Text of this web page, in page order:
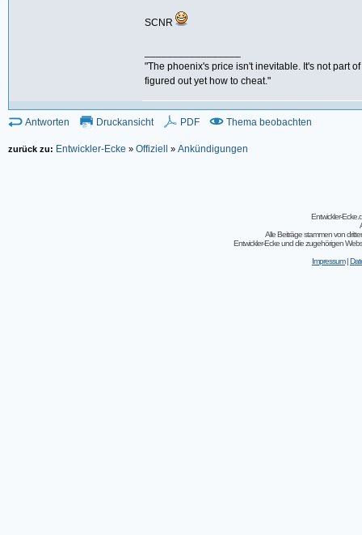
SCNR
"The phoenix's price isn't inevitable. It's not part
figured out yet how to cheat."
Antworten Druckansicht PDF Thema beobachten
zurück zu: Entwickler-Ecke » Offiziell » Ankündigungen
Entwickler-
Alle Beiträge stammen von
Entwickler-Ecke und die zugehörigen
Impressum|